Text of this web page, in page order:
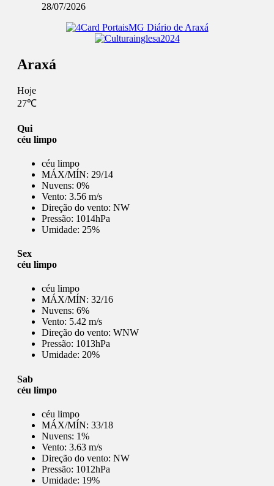
28/07/2026
Araxá
Hoje
27℃
Qui
céu limpo
céu limpo
MÁX/MÍN: 29/14
Nuvens: 0%
Vento: 3.56 m/s
Direção do vento: NW
Pressão: 1014hPa
Umidade: 25%
Sex
céu limpo
céu limpo
MÁX/MÍN: 32/16
Nuvens: 6%
Vento: 5.42 m/s
Direção do vento: WNW
Pressão: 1013hPa
Umidade: 20%
Sab
céu limpo
céu limpo
MÁX/MÍN: 33/18
Nuvens: 1%
Vento: 3.63 m/s
Direção do vento: NW
Pressão: 1012hPa
Umidade: 19%